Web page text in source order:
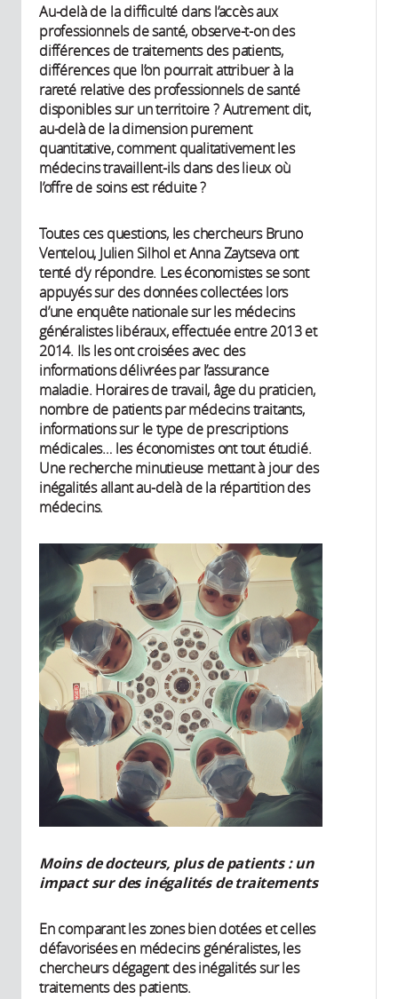
Au-delà de la difficulté dans l’accès aux
professionnels de santé, observe-t-on des
différences de traitements des patients,
différences que l’on pourrait attribuer à la
rareté relative des professionnels de santé
disponibles sur un territoire ? Autrement dit,
au-delà de la dimension purement
quantitative, comment qualitativement les
médecins travaillent-ils dans des lieux où
l’offre de soins est réduite ?
Toutes ces questions, les chercheurs Bruno
Ventelou, Julien Silhol et Anna Zaytseva ont
tenté d’y répondre. Les économistes se sont
appuyés sur des données collectées lors
d’une enquête nationale sur les médecins
généralistes libéraux, effectuée entre 2013 et
2014. Ils les ont croisées avec des
informations délivrées par l’assurance
maladie. Horaires de travail, âge du praticien,
nombre de patients par médecins traitants,
informations sur le type de prescriptions
médicales… les économistes ont tout étudié.
Une recherche minutieuse mettant à jour des
inégalités allant au-delà de la répartition des
médecins.
Moins de docteurs, plus de patients : un
impact sur des inégalités de traitements
En comparant les zones bien dotées et celles
défavorisées en médecins généralistes, les
chercheurs dégagent des inégalités sur les
traitements des patients.